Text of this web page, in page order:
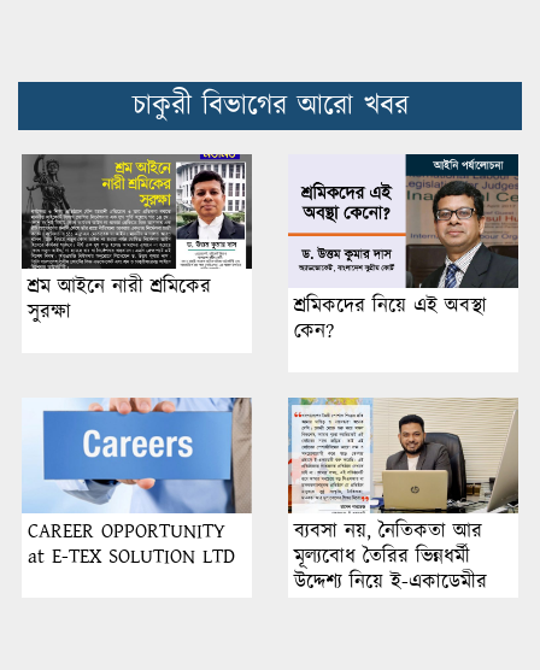
চাকুরী বিভাগের আরো খবর
শ্রম আইনে নারী শ্রমিকের
সুরক্ষা
শ্রমিকদের নিয়ে এই অবস্থা
কেন?
CAREER OPPORTUNITY
at E-TEX SOLUTION LTD
ব্যবসা নয়, নৈতিকতা আর
মূল্যবোধ তৈরির ভিন্নধর্মী
উদ্দেশ্য নিয়ে ই-একাডেমীর